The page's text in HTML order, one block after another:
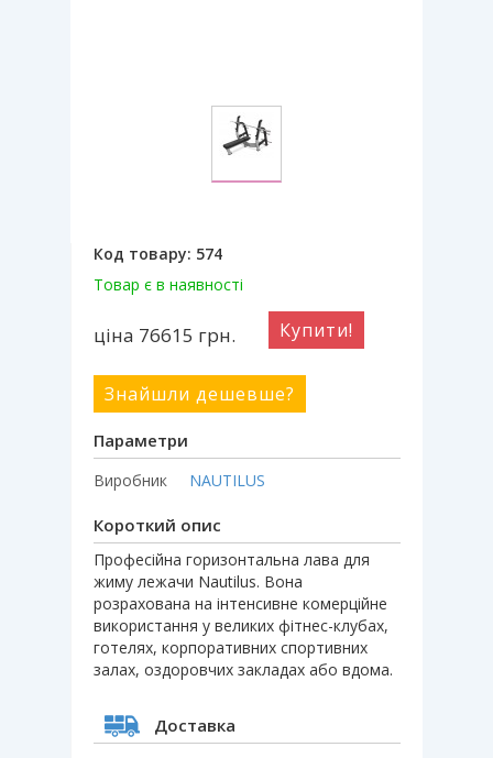
Код товару: 574
Товар є в наявності
ціна 76615 грн. Купити!
Знайшли дешевше?
Параметри
Виробник NAUTILUS
Короткий опис
Професійна горизонтальна лава для
жиму лежачи Nautilus. Вона
розрахована на інтенсивне комерційне
використання у великих фітнес-клубах,
готелях, корпоративних спортивних
залах, оздоровчих закладах або вдома.
Доставка